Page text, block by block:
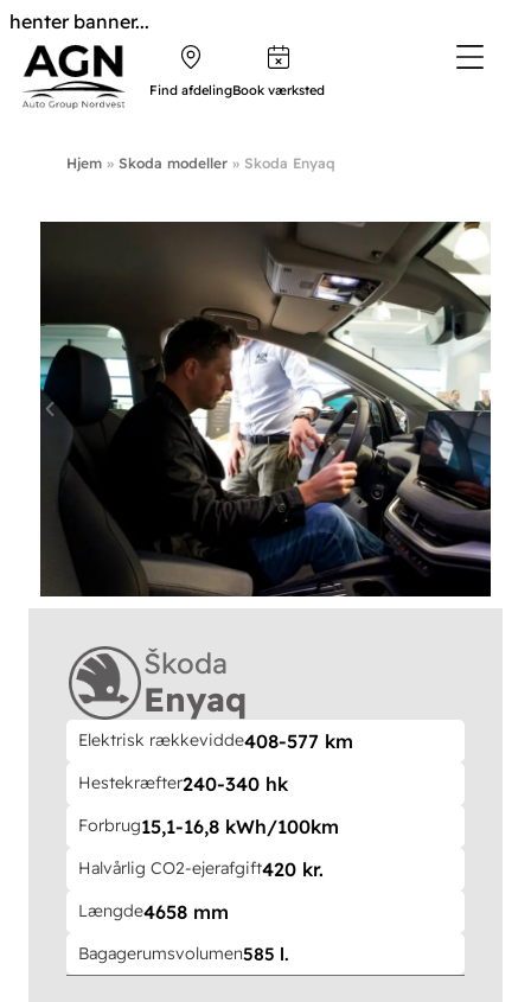
henter banner...
Find afdelingBook værksted
Hjem » Skoda modeller » Skoda Enyaq
Škoda
Enyaq
Elektrisk rækkevidde408-577 km
Hestekræfter240-340 hk
Forbrug15,1-16,8 kWh/100km
Halvårlig CO2-ejerafgift420 kr.
Længde4658 mm
Bagagerumsvolumen585 l.